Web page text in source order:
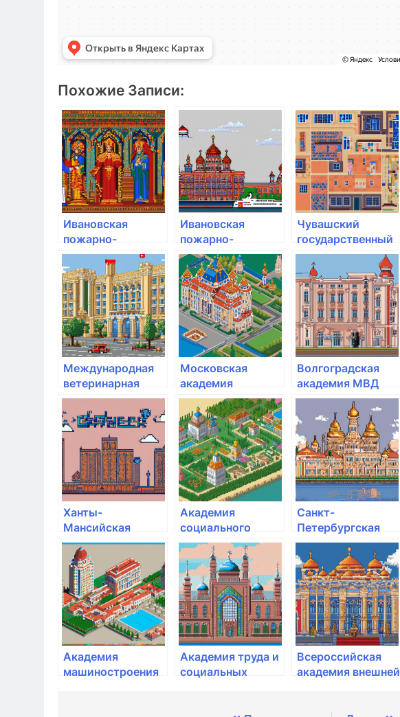
Похожие Записи:
Ивановская
пожарно-
спасательная
академия ГПС
МЧС России
Ивановская
пожарно-
спасательная
академия ГПС
МЧС России
Чувашский
государственный
аграрный
университет
Международная
ветеринарная
академия
Московская
академия
Следственного
комитета РФ
Волгоградская
академия МВД
России
Ханты-
Мансийская
государственная
медицинская
академия
Академия
социального
образования
Санкт-
Петербургская
академия
милиции им. Н.А.
Щёлокова
Академия
машиностроения
Академия труда и
социальных
Всероссийская
академия внешней